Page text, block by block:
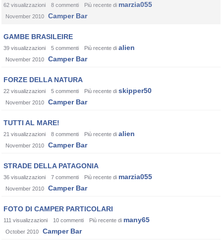
62 visualizzazioni 8 commenti Più recente di marzia055
November 2010 Camper Bar
GAMBE BRASILEIRE
39 visualizzazioni 5 commenti Più recente di alien
November 2010 Camper Bar
FORZE DELLA NATURA
22 visualizzazioni 5 commenti Più recente di skipper50
November 2010 Camper Bar
TUTTI AL MARE!
21 visualizzazioni 8 commenti Più recente di alien
November 2010 Camper Bar
STRADE DELLA PATAGONIA
36 visualizzazioni 7 commenti Più recente di marzia055
November 2010 Camper Bar
FOTO DI CAMPER PARTICOLARI
111 visualizzazioni 10 commenti Più recente di many65
October 2010 Camper Bar